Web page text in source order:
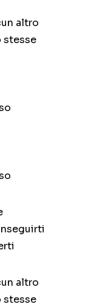
altro
stesse
altro
stesse